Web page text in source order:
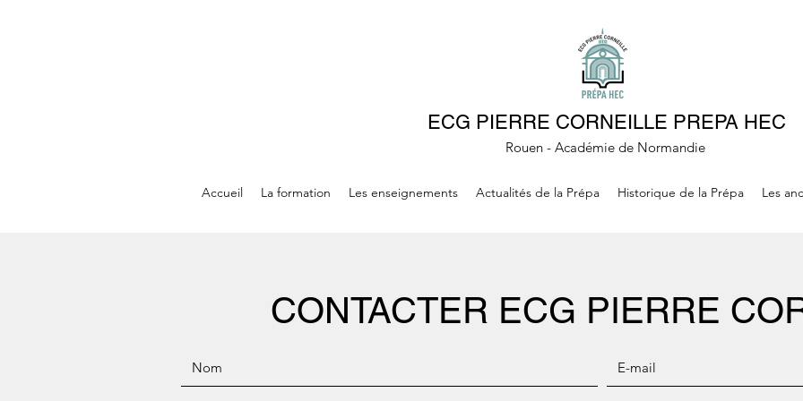
ECG PIERRE CORNEILLE PREPA HEC
Rouen - Académie de Normandie
Accueil La formation Les enseignements Actualités de la Prépa Historique de la Prépa Les
CONTACTER ECG PIERRE